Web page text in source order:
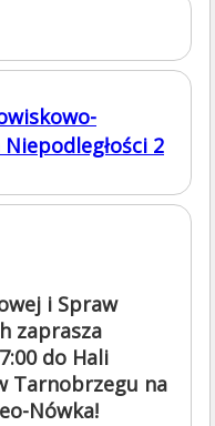
2
i Spraw
zaprasza
do Hali
Tarnobrzegu na
Nówka!